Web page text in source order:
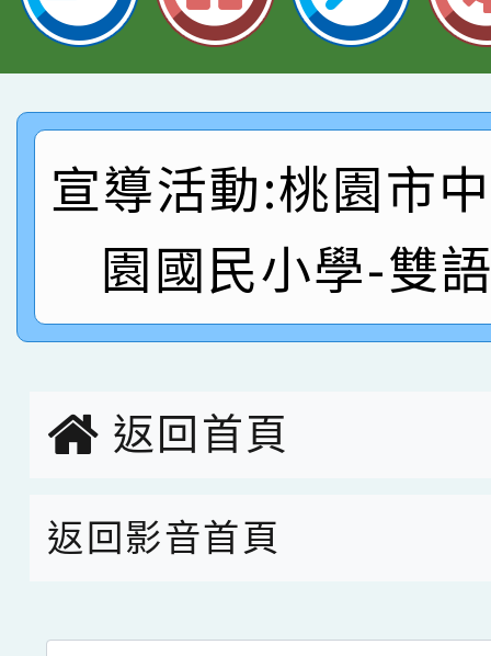
指導老師林老師
賽 劉文瑛教師榮獲教
賀！本校參與2026世
賽 洪綺君教師榮獲社
名
賀！本校阿巴斯O蜜、
倩參加桃園市科展 國
名 指導老師王老師、
賀！本校四年二班張O
園市英語競賽國小朗
指導老師林老師
賀！本校參加桃園市中
賽 劉文瑛教師榮獲教
臺灣台語-第二名
賀！本校參與2026世
市賽榮獲科學小創客佳
宣導活動:桃園市
園國民小學-雙
返回首頁
返回影音首頁